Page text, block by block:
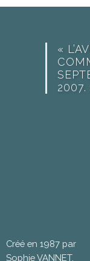
«
2007.
Créé en 1987 par
Sophie VANNET,